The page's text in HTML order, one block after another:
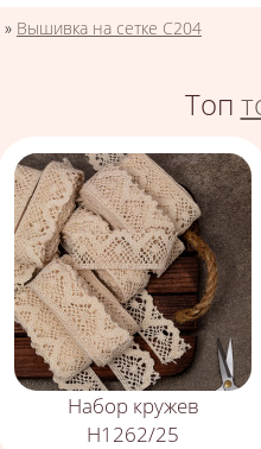
» Вышивка на сетке С204
Топ
Набор кружев
Н1262/25